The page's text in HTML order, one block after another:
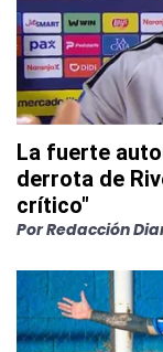
La fuerte
derrota de
crítico"
PorRedacción